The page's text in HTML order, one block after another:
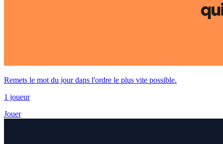
Remets le mot du jour dans l'ordre le plus vite possible.
1 joueur
Jouer